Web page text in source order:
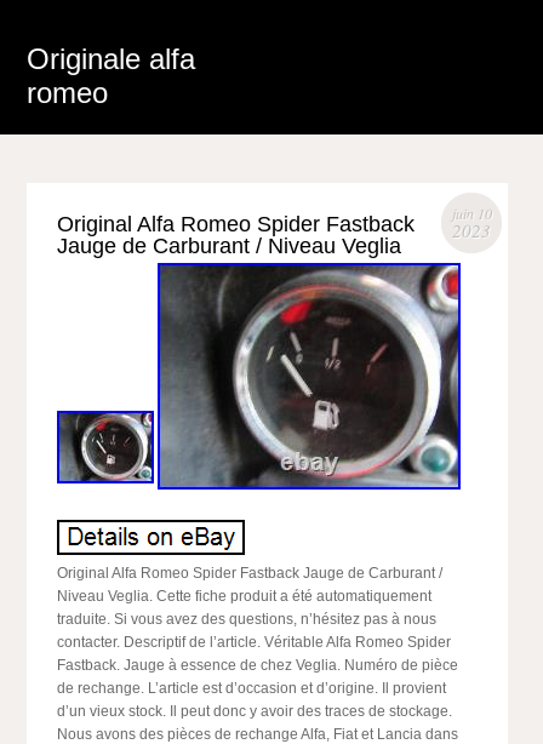
Originale alfa
romeo
juin 10
2023
Original Alfa Romeo Spider Fastback
Jauge de Carburant / Niveau Veglia
Original Alfa Romeo Spider Fastback Jauge de Carburant /
Niveau Veglia. Cette fiche produit a été automatiquement
traduite. Si vous avez des questions, n’hésitez pas à nous
contacter. Descriptif de l’article. Véritable Alfa Romeo Spider
Fastback. Jauge à essence de chez Veglia. Numéro de pièce
de rechange. L’article est d’occasion et d’origine. Il provient
d’un vieux stock. Il peut donc y avoir des traces de stockage.
Nous avons des pièces de rechange Alfa, Fiat et Lancia dans